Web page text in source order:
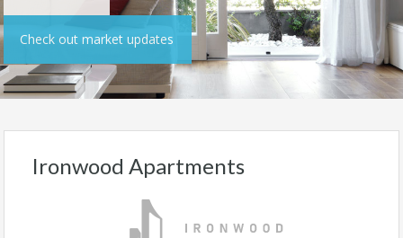
Check out market updates
Ironwood Apartments